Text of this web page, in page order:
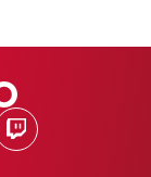
Twitch